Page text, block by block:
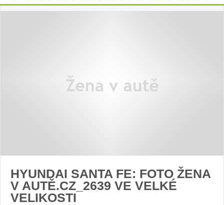
HYUNDAI SANTA FE: FOTO ŽENA
V AUTĚ.CZ_2639 VE VELKÉ
VELIKOSTI